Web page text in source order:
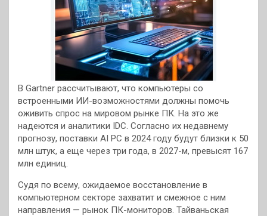
В Gartner рассчитывают, что компьютеры со
встроенными ИИ-возможностями должны помочь
оживить спрос на мировом рынке ПК. На это же
надеются и аналитики IDC. Согласно их недавнему
прогнозу, поставки AI PC в 2024 году будут близки к 50
млн штук, а еще через три года, в 2027-м, превысят 167
млн единиц.
Судя по всему, ожидаемое восстановление в
компьютерном секторе захватит и смежное с ним
направления — рынок ПК-мониторов. Тайваньская